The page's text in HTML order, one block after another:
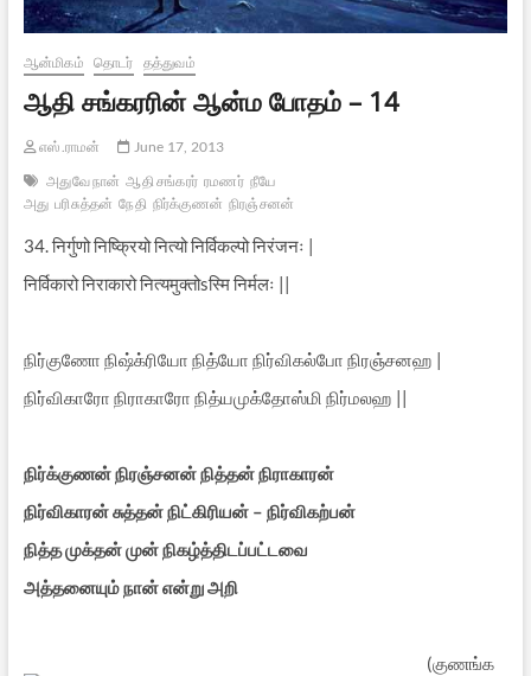
ஆன்மிகம் தொடர் தத்துவம்
ஆதி சங்கரரின் ஆன்ம போதம் – 14
எஸ்.ராமன்
June 17, 2013
அதுவே நான் ஆதி சங்கரர் ரமணர் நீயே
அது பரிசுத்தன் நேதி நிர்க்குணன் நிரஞ்சனன்
34. निर्गुणो निष्क्रियो नित्यो निर्विकल्पो निरंजनः |
निर्विकारो निराकारो नित्यमुक्तोsस्मि निर्मलः ||
நிர்குணோ நிஷ்க்ரியோ நித்யோ நிர்விகல்போ நிரஞ்சனஹ |
நிர்விகாரோ நிராகாரோ நித்யமுக்தோஸ்மி நிர்மலஹ ||
நிர்க்குணன் நிரஞ்சனன் நித்தன் நிராகாரன்
நிர்விகாரன் சுத்தன் நிட்கிரியன் – நிர்விகற்பன்
நித்த முக்தன் முன் நிகழ்த்திடப்பட்டவை
அத்தனையும் நான் என்று அறி
(குணங்க